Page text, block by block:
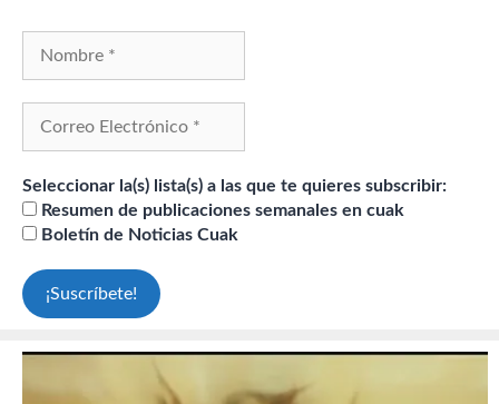
Seleccionar la(s) lista(s) a las que te quieres subscribir:
Resumen de publicaciones semanales en cuak
Boletín de Noticias Cuak